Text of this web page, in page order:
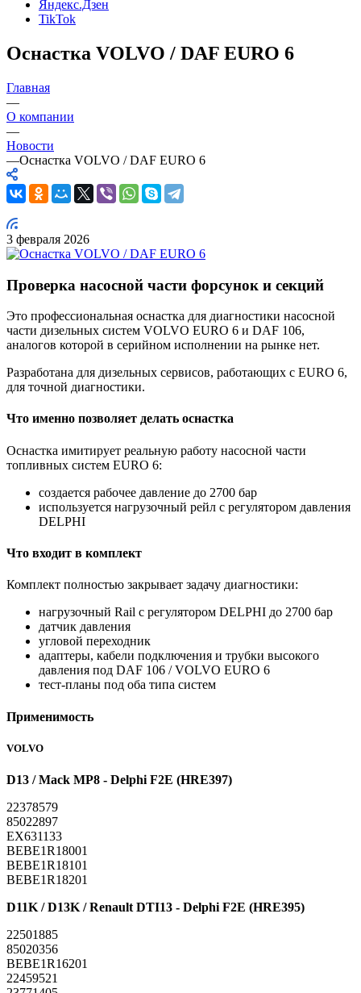
Яндекс.Дзен
TikTok
Оснастка VOLVO / DAF EURO 6
Главная
—
О компании
—
Новости
—Оснастка VOLVO / DAF EURO 6
3 февраля 2026
Проверка насосной части форсунок и секций
Это профессиональная оснастка для диагностики насосной
части дизельных систем VOLVO EURO 6 и DAF 106,
аналогов которой в серийном исполнении на рынке нет.
Разработана для дизельных сервисов, работающих с EURO 6,
для точной диагностики.
Что именно позволяет делать оснастка
Оснастка имитирует реальную работу насосной части
топливных систем EURO 6:
создается рабочее давление до 2700 бар
используется нагрузочный рейл с регулятором давления
DELPHI
Что входит в комплект
Комплект полностью закрывает задачу диагностики:
нагрузочный Rail с регулятором DELPHI до 2700 бар
датчик давления
угловой переходник
адаптеры, кабели подключения и трубки высокого
давления под DAF 106 / VOLVO EURO 6
тест-планы под оба типа систем
Применимость
VOLVO
D13 / Mack MP8 - Delphi F2E (HRE397)
22378579
85022897
EX631133
BEBE1R18001
BEBE1R18101
BEBE1R18201
D11K / D13K / Renault DTI13 - Delphi F2E (HRE395)
22501885
85020356
BEBE1R16201
22459521